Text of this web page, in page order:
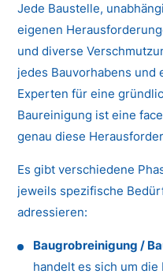
Jede Baustelle,
eigenen
und diverse
jedes Bauvorhabens und
Experten für eine
Baureinigung ist eine
genau diese
Es gibt verschiedene
jeweils spezifische
adressieren:
Baugrobreinigung /
handelt es sich um